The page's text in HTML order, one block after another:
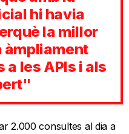
hi havia
la millor
àmpliament
les APIs i als
2.000 consultes al dia a